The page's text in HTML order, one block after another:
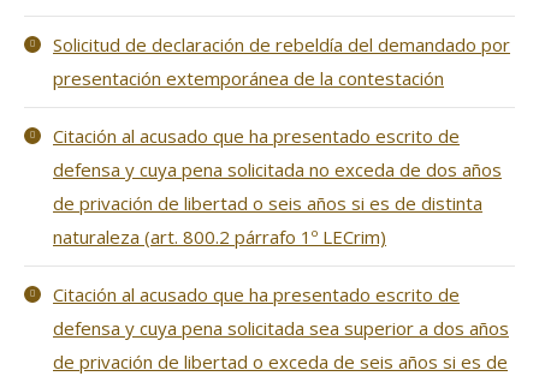
Solicitud de declaración de rebeldía del demandado por
presentación extemporánea de la contestación
Citación al acusado que ha presentado escrito de
defensa y cuya pena solicitada no exceda de dos años
de privación de libertad o seis años si es de distinta
naturaleza (art. 800.2 párrafo 1º LECrim)
Citación al acusado que ha presentado escrito de
defensa y cuya pena solicitada sea superior a dos años
de privación de libertad o exceda de seis años si es de